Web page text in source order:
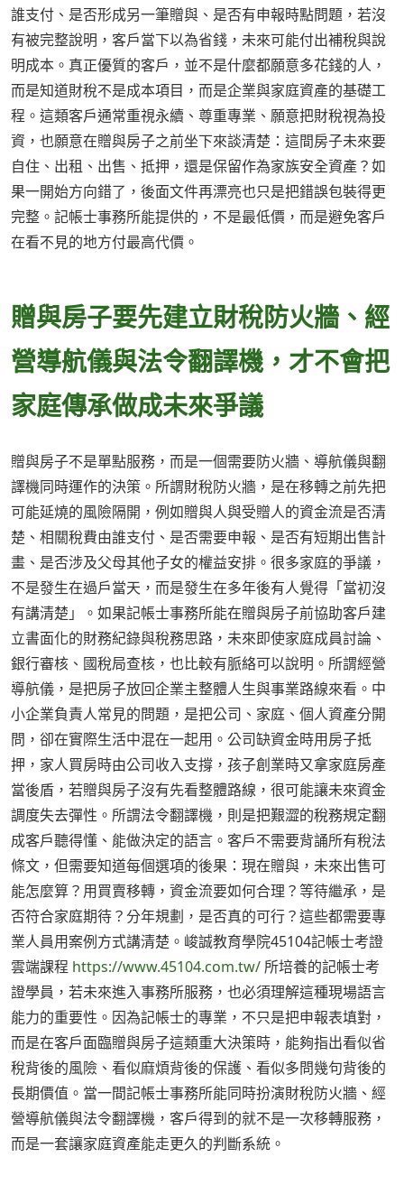
誰支付、是否形成另一筆贈與、是否有申報時點問題，若沒
有被完整說明，客戶當下以為省錢，未來可能付出補稅與說
明成本。真正優質的客戶，並不是什麼都願意多花錢的人，
而是知道財稅不是成本項目，而是企業與家庭資產的基礎工
程。這類客戶通常重視永續、尊重專業、願意把財稅視為投
資，也願意在贈與房子之前坐下來談清楚：這間房子未來要
自住、出租、出售、抵押，還是保留作為家族安全資產？如
果一開始方向錯了，後面文件再漂亮也只是把錯誤包裝得更
完整。記帳士事務所能提供的，不是最低價，而是避免客戶
在看不見的地方付最高代價。
贈與房子要先建立財稅防火牆、經
營導航儀與法令翻譯機，才不會把
家庭傳承做成未來爭議
贈與房子不是單點服務，而是一個需要防火牆、導航儀與翻
譯機同時運作的決策。所謂財稅防火牆，是在移轉之前先把
可能延燒的風險隔開，例如贈與人與受贈人的資金流是否清
楚、相關稅費由誰支付、是否需要申報、是否有短期出售計
畫、是否涉及父母其他子女的權益安排。很多家庭的爭議，
不是發生在過戶當天，而是發生在多年後有人覺得「當初沒
有講清楚」。如果記帳士事務所能在贈與房子前協助客戶建
立書面化的財務紀錄與稅務思路，未來即使家庭成員討論、
銀行審核、國稅局查核，也比較有脈絡可以說明。所謂經營
導航儀，是把房子放回企業主整體人生與事業路線來看。中
小企業負責人常見的問題，是把公司、家庭、個人資產分開
問，卻在實際生活中混在一起用。公司缺資金時用房子抵
押，家人買房時由公司收入支撐，孩子創業時又拿家庭房產
當後盾，若贈與房子沒有先看整體路線，很可能讓未來資金
調度失去彈性。所謂法令翻譯機，則是把艱澀的稅務規定翻
成客戶聽得懂、能做決定的語言。客戶不需要背誦所有稅法
條文，但需要知道每個選項的後果：現在贈與，未來出售可
能怎麼算？用買賣移轉，資金流要如何合理？等待繼承，是
否符合家庭期待？分年規劃，是否真的可行？這些都需要專
業人員用案例方式講清楚。峻誠教育學院45104記帳士考證
雲端課程 https://www.45104.com.tw/ 所培養的記帳士考
證學員，若未來進入事務所服務，也必須理解這種現場語言
能力的重要性。因為記帳士的專業，不只是把申報表填對，
而是在客戶面臨贈與房子這類重大決策時，能夠指出看似省
稅背後的風險、看似麻煩背後的保護、看似多問幾句背後的
長期價值。當一間記帳士事務所能同時扮演財稅防火牆、經
營導航儀與法令翻譯機，客戶得到的就不是一次移轉服務，
而是一套讓家庭資產能走更久的判斷系統。